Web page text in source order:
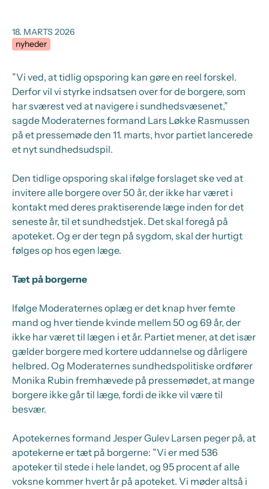
18. MARTS 2026
nyheder
”Vi ved, at tidlig opsporing kan gøre en reel forskel.
Derfor vil vi styrke indsatsen over for de borgere, som
har sværest ved at navigere i sundhedsvæsenet,”
sagde Moderaternes formand Lars Løkke Rasmussen
på et pressemøde den 11. marts, hvor partiet lancerede
et nyt sundhedsudspil.
Den tidlige opsporing skal ifølge forslaget ske ved at
invitere alle borgere over 50 år, der ikke har været i
kontakt med deres praktiserende læge inden for det
seneste år, til et sundhedstjek. Det skal foregå på
apoteket. Og er der tegn på sygdom, skal der hurtigt
følges op hos egen læge.
Tæt på borgerne
Ifølge Moderaternes oplæg er det knap hver femte
mand og hver tiende kvinde mellem 50 og 69 år, der
ikke har været til lægen i et år. Partiet mener, at det især
gælder borgere med kortere uddannelse og dårligere
helbred. Og Moderaternes sundhedspolitiske ordfører
Monika Rubin fremhævede på pressemødet, at mange
borgere ikke går til læge, fordi de ikke vil være til
besvær.
Apotekernes formand Jesper Gulev Larsen peger på, at
apotekerne er tæt på borgerne: ”Vi er med 536
apoteker til stede i hele landet, og 95 procent af alle
voksne kommer hvert år på apoteket. Vi møder altså i